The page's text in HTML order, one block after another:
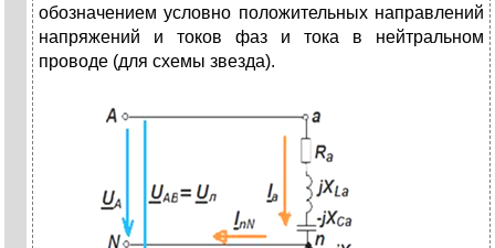
обозначением условно положи­тельных направлений
напряжений и токов фаз и тока в нейтральном
проводе (для схемы звезда).